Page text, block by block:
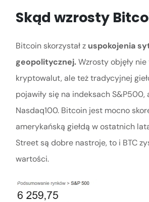
Skąd wzrosty
Bitcoin skorzystał z uspokojenia
geopolitycznej.Wzrosty objęły
kryptowalut, ale też tradycyjnej
pojawiły się na indeksach S&P500,
Nasdaq100. Bitcoin jest mocno
amerykańską giełdą w ostatnich
Street są dobre nastroje, to i BTC
wartości.